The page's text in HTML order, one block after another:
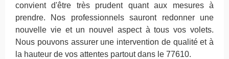
convient d'être très prudent quant aux mesures à
prendre. Nos professionnels sauront redonner une
nouvelle vie et un nouvel aspect à tous vos volets.
Nous pouvons assurer une intervention de qualité et à
la hauteur de vos attentes partout dans le 77610.